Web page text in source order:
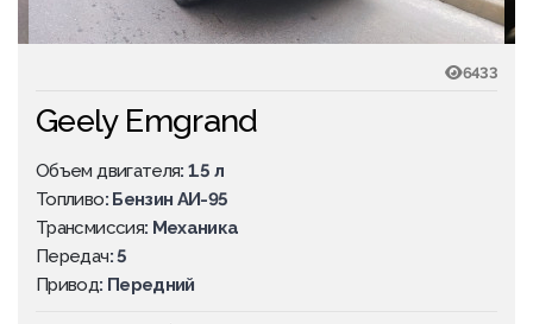
6433
Geely Emgrand
Объем двигателя: 1.5 л
Топливо: Бензин АИ-95
Трансмиссия: Механика
Передач: 5
Привод: Передний